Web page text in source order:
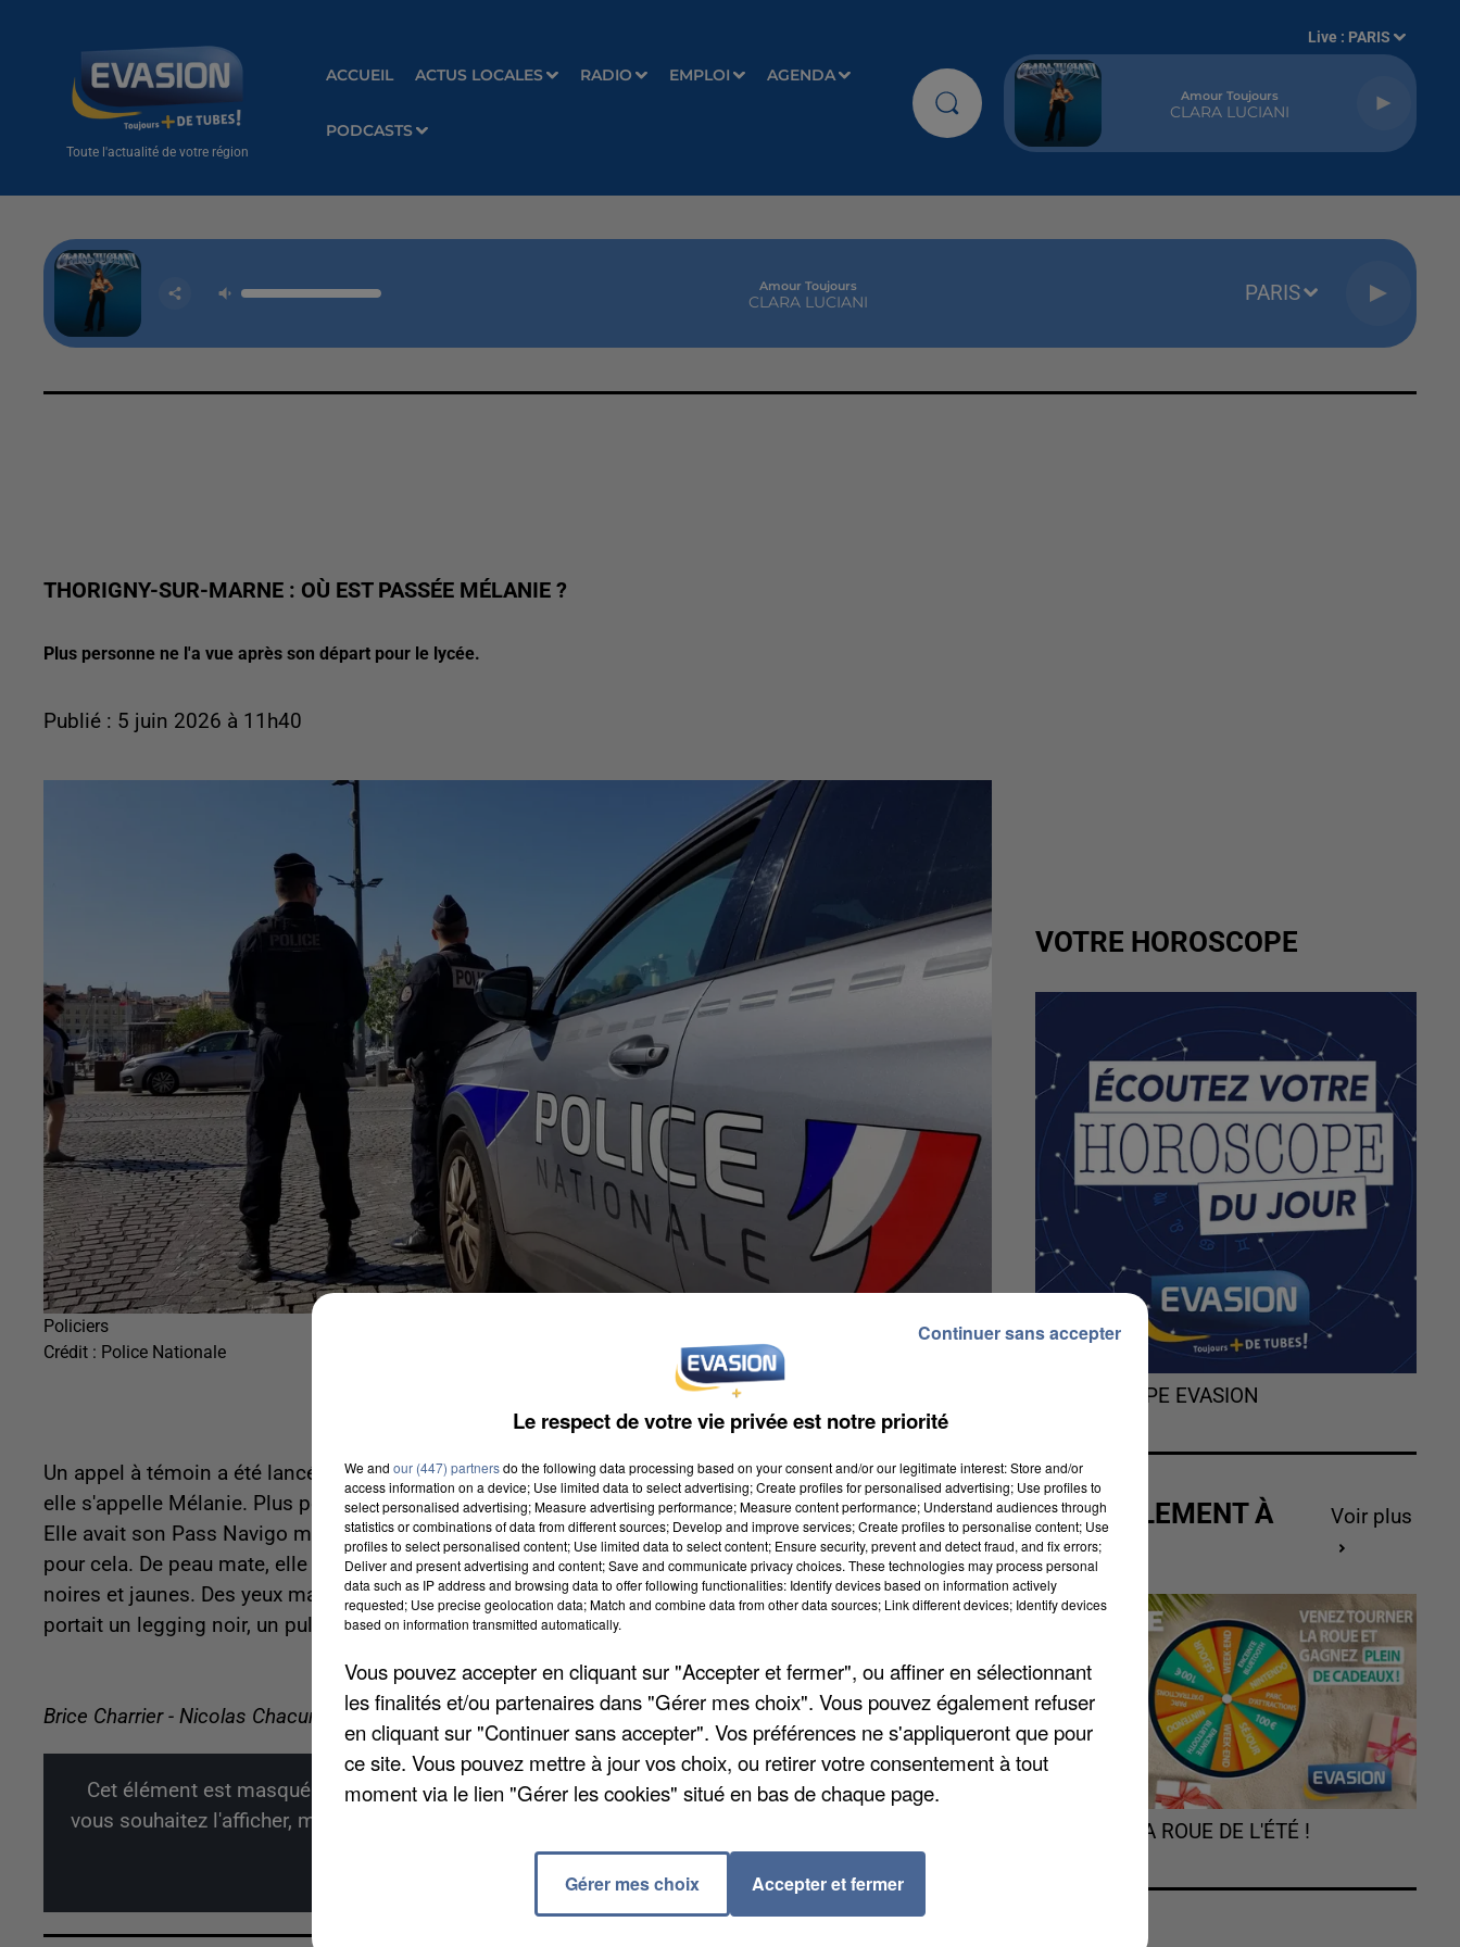
Toute l'actualité de votre région
ACCUEIL ACTUS LOCALES RADIO EMPLOI AGENDA
PODCASTS
Live : PARIS
Amour Toujours
CLARA LUCIANI
Amour Toujours
CLARA LUCIANI PARIS
THORIGNY-SUR-MARNE : OÙ EST PASSÉE MÉLANIE ?
Plus personne ne l'a vue après son départ pour le lycée.
Publié : 5 juin 2026 à 11h40
Policiers
Crédit : Police Nationale
Un appel à témoin a été lancé en raison de la disparition d'une adolescente, mercredi. Âgée de 15 ans,
elle s'appelle Mélanie. Plus personne ne l'a vue depuis son départ pour le lycée qui se trouve à Meaux.
Elle avait son Pass Navigo mais ni argent, ni carte bancaire. Epileptique, Mélanie prend un traitement
pour cela. De peau mate, elle mesure 1,61 m, a des cheveux longs bruns foncés, avec des tresses
noires et jaunes. Des yeux marrons et est de corpulence normale. Au moment de sa disparition, elle
portait un legging noir, un pull et des baskets roses. Si vous disposez d'informations, contactez le 17.
Brice Charrier - Nicolas Chacun
Cet élément est masqué compte-tenu du refus du dépôt de cookies que vous avez exprimé. Si
vous souhaitez l'afficher, merci de nous donner votre accord en cliquant sur le bouton ci-dessous.
Afficher l'élément
VOTRE HOROSCOPE
L'HOROSCOPE EVASION
ACTUELLEMENT À
GAGNER
Voir plus
TOURNEZ LA ROUE DE L'ÉTÉ !
Le respect de votre vie privée est notre priorité
We and our (447) partnersdo the following data processing based on your consent and/or our legitimate interest: Store and/or
access information on a device; Use limited data to select advertising; Create profiles for personalised advertising; Use profiles to
select personalised advertising; Measure advertising performance; Measure content performance; Understand audiences through
statistics or combinations of data from different sources; Develop and improve services; Create profiles to personalise content; Use
profiles to select personalised content; Use limited data to select content; Ensure security, prevent and detect fraud, and fix errors;
Deliver and present advertising and content; Save and communicate privacy choices. These technologies may process personal
data such as IP address and browsing data to offer following functionalities: Identify devices based on information actively
requested; Use precise geolocation data; Match and combine data from other data sources; Link different devices; Identify devices
based on information transmitted automatically.
Vous pouvez accepter en cliquant sur "Accepter et fermer", ou affiner en sélectionnant
les finalités et/ou partenaires dans "Gérer mes choix". Vous pouvez également refuser
en cliquant sur "Continuer sans accepter". Vos préférences ne s'appliqueront que pour
ce site. Vous pouvez mettre à jour vos choix, ou retirer votre consentement à tout
moment via le lien "Gérer les cookies" situé en bas de chaque page.
Gérer mes choix Accepter et fermer
Continuer sans accepter